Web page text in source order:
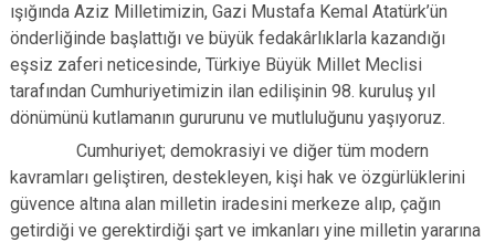
Yedisu
ışığında Aziz Milletimizin, Gazi Mustafa Kemal Atatürk’ün
önderliğinde başlattığı ve büyük fedakârlıklarla kazandığı
eşsiz zaferi neticesinde, Türkiye Büyük Millet Meclisi
tarafından Cumhuriyetimizin ilan edilişinin 98. kuruluş yıl
dönümünü kutlamanın gururunu ve mutluluğunu yaşıyoruz.
Cumhuriyet; demokrasiyi ve diğer tüm modern
kavramları geliştiren, destekleyen, kişi hak ve özgürlüklerini
güvence altına alan milletin iradesini merkeze alıp, çağın
getirdiği ve gerektirdiği şart ve imkanları yine milletin yararına